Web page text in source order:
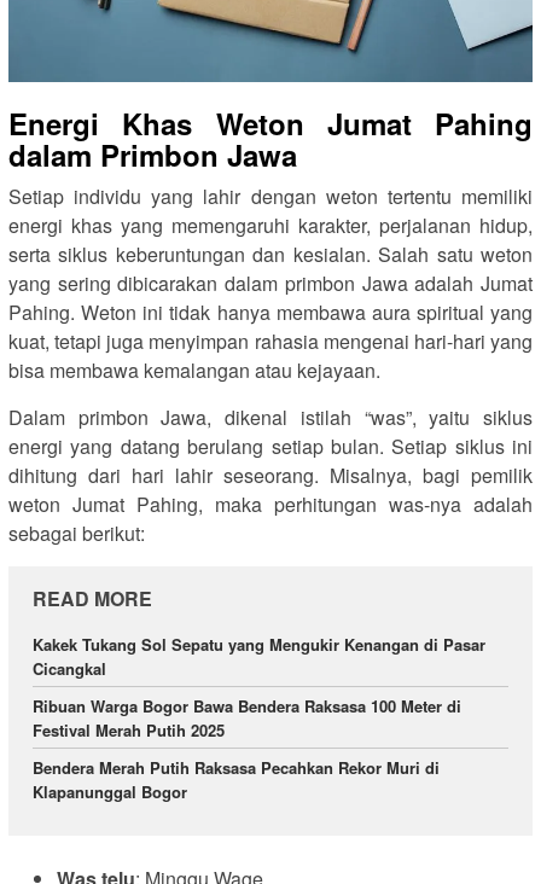
Energi Khas Weton Jumat Pahing
dalam Primbon Jawa
Setiap individu yang lahir dengan weton tertentu memiliki
energi khas yang memengaruhi karakter, perjalanan hidup,
serta siklus keberuntungan dan kesialan. Salah satu weton
yang sering dibicarakan dalam primbon Jawa adalah Jumat
Pahing. Weton ini tidak hanya membawa aura spiritual yang
kuat, tetapi juga menyimpan rahasia mengenai hari-hari yang
bisa membawa kemalangan atau kejayaan.
Dalam primbon Jawa, dikenal istilah “was”, yaitu siklus
energi yang datang berulang setiap bulan. Setiap siklus ini
dihitung dari hari lahir seseorang. Misalnya, bagi pemilik
weton Jumat Pahing, maka perhitungan was-nya adalah
sebagai berikut:
READ MORE
Kakek Tukang Sol Sepatu yang Mengukir Kenangan di Pasar
Cicangkal
Ribuan Warga Bogor Bawa Bendera Raksasa 100 Meter di
Festival Merah Putih 2025
Bendera Merah Putih Raksasa Pecahkan Rekor Muri di
Klapanunggal Bogor
Was telu: Minggu Wage